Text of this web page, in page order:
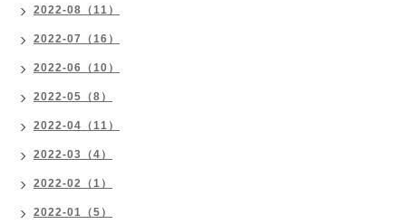
2022-08（11）
2022-07（16）
2022-06（10）
2022-05（8）
2022-04（11）
2022-03（4）
2022-02（1）
2022-01（5）